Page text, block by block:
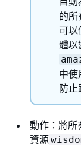
的所
可以
體以
中
防止
動作：將所
資源